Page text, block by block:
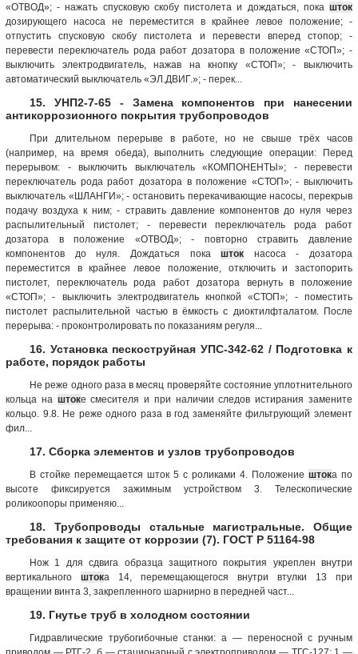
«ОТВОД»; - нажать спусковую скобу пистолета и дождаться, пока шток
дозирующего насоса не переместится в крайнее левое положение; -
отпустить спусковую скобу пистолета и перевести вперед стопор; -
перевести переключатель рода работ дозатора в положение «СТОП»; -
выключить электродвигатель, нажав на кнопку «СТОП»; - выключить
автоматический выключатель «ЭЛ.ДВИГ.»; - перек...
15. УНП2-7-65 - Замена компонентов при нанесении
антикоррозионного покрытия трубопроводов
При длительном перерыве в работе, но не свыше трёх часов
(например, на время обеда), выполнить следующие операции: Перед
перерывом: - выключить выключатель «КОМПОНЕНТЫ»; - перевести
переключатель рода работ дозатора в положение «СТОП»; - выключить
выключатель «ШЛАНГИ»; - остановить перекачивающие насосы, перекрыв
подачу воздуха к ним; - стравить давление компонентов до нуля через
распылительный пистолет; - перевести переключатель рода работ
дозатора в положение «ОТВОД»; - повторно стравить давление
компонентов до нуля. Дождаться покашток насоса - дозатора
переместится в крайнее левое положение, отключить и застопорить
пистолет, переключатель рода работ дозатора вернуть в положение
«СТОП»; - выключить электродвигатель кнопкой «СТОП»; - поместить
пистолет распылительной частью в ёмкость с диоктилфталатом. После
перерыва: - проконтролировать по показаниям регуля...
16. Установка пескоструйная УПС-342-62 / Подготовка к
работе, порядок работы
Не реже одного раза в месяц проверяйте состояние уплотнительного
кольца на штоке смесителя и при наличии следов истирания замените
кольцо. 9.8. Не реже одного раза в год заменяйте фильтрующий элемент
фил...
17. Сборка элементов и узлов трубопроводов
В стойке перемещается шток 5 с роликами 4. Положение штока по
высоте фиксируется зажимным устройством 3. Телескопические
роликоопоры применяю...
18. Трубопроводы стальные магистральные. Общие
требования к защите от коррозии (7). ГОСТ Р 51164-98
Нож 1 для сдвига образца защитного покрытия укреплен внутри
вертикального штока 14, перемещающегося внутри втулки 13 при
вращении винта 3, закрепленного шарнирно в передней част...
19. Гнутье труб в холодном состоянии
Гидравлические трубогибочные станки: а — переносной с ручным